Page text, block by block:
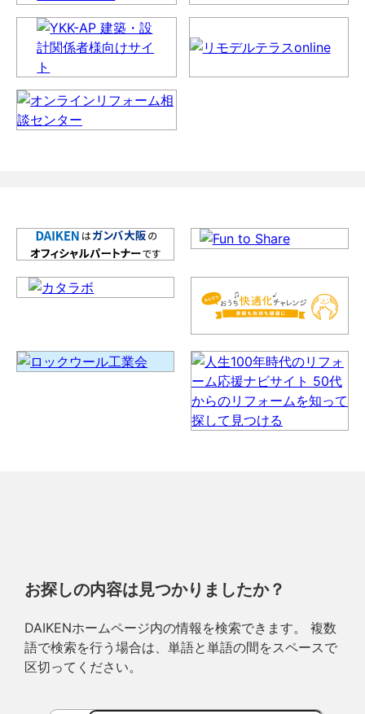
お探しの内容は見つかりましたか？
DAIKENホームページ内の情報を検索できます。 複数
語で検索を行う場合は、単語と単語の間をスペースで
区切ってください。